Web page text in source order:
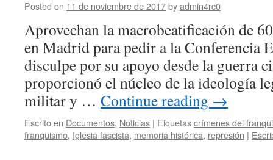
Posted on 11 de noviembre de 2017byadmin4rc0
Aprovechan la macrobeatificación de
en Madrid para pedir a la Conferencia
disculpe por su apoyo desde la guerra
proporcionó el núcleo de la ideología
militar y … Continue reading →
Escrito en Documentos, Noticias | Eiquetascrímenes del
franquismo, Iglesia fascista, memoria histórica, represión |